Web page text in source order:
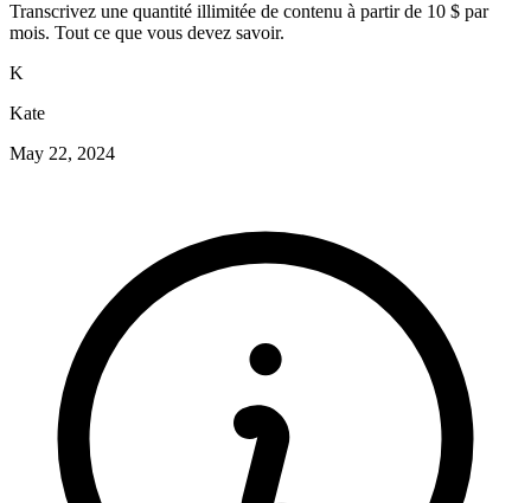
Transcrivez une quantité illimitée de contenu à partir de 10 $ par
mois. Tout ce que vous devez savoir.
K
Kate
May 22, 2024